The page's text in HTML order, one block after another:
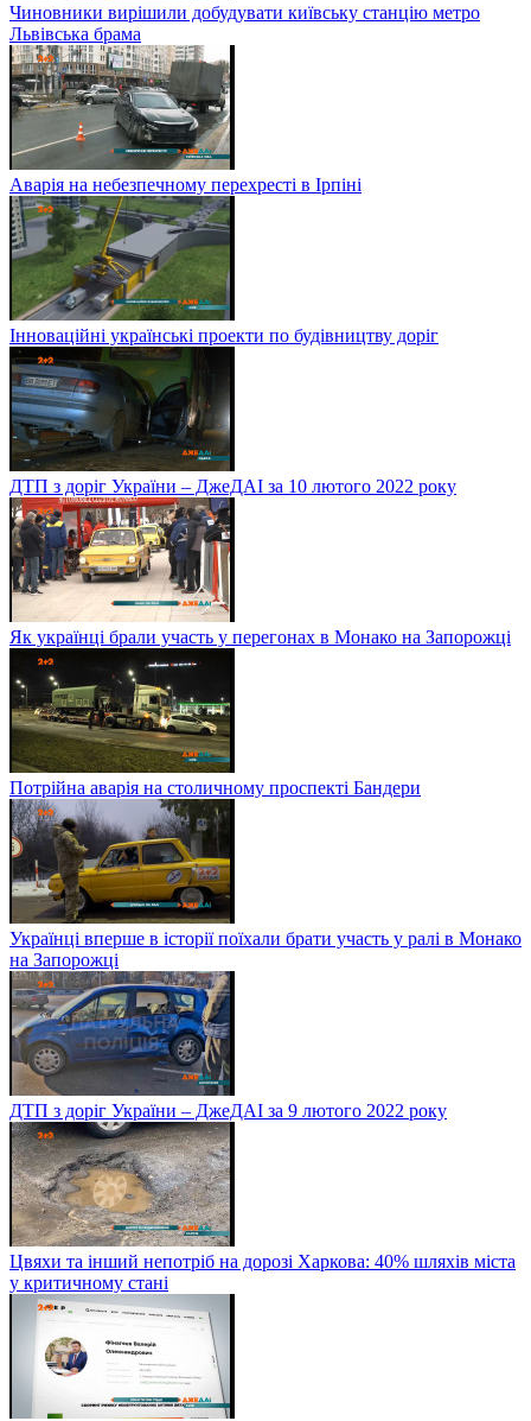
Чиновники вирішили добудувати київську станцію метро
Львівська брама
Аварія на небезпечному перехресті в Ірпіні
Інноваційні українські проекти по будівництву доріг
ДТП з доріг України – ДжеДАІ за 10 лютого 2022 року
Як українці брали участь у перегонах в Монако на Запорожці
Потрійна аварія на столичному проспекті Бандери
Українці вперше в історії поїхали брати участь у ралі в Монако
на Запорожці
ДТП з доріг України – ДжеДАІ за 9 лютого 2022 року
Цвяхи та інший непотріб на дорозі Харкова: 40% шляхів міста
у критичному стані